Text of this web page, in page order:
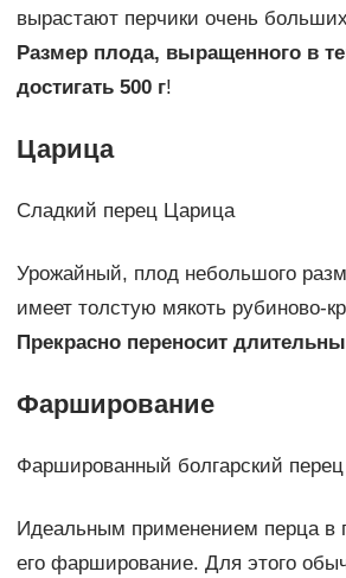
вырастают перчики очень
Размер плода, выращенного в
достигать 500 г!
Царица
Сладкий перец Царица
Урожайный, плод небольшого
имеет толстую мякоть рубиново-
Прекрасно переносит
Фарширование
Фаршированный болгарский перец
Идеальным применением перца в
его фарширование. Для этого